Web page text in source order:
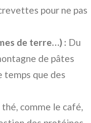
pour ne pas
de terre…) : Du
de pâtes
temps que des
comme le café,